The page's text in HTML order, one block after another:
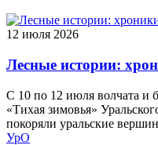
12 июля 2026
Лесные истории:
С 10 по 12 июля волчата и
«Тихая зимовья»
покоряли уральские
УрО